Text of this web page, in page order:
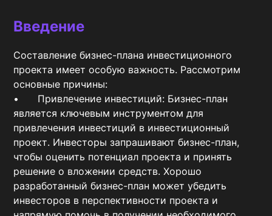
Введение
Составление бизнес-плана инвестиционного
проекта имеет особую важность. Рассмотрим
основные причины:
•	Привлечение инвестиций: Бизнес-план
является ключевым инструментом для
привлечения инвестиций в инвестиционный
проект. Инвесторы запрашивают бизнес-план,
чтобы оценить потенциал проекта и принять
решение о вложении средств. Хорошо
разработанный бизнес-план может убедить
инвесторов в перспективности проекта и